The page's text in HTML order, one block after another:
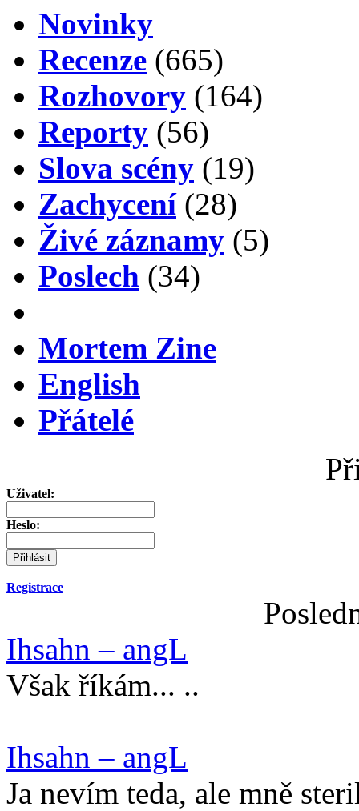
Novinky
Recenze (665)
Rozhovory (164)
Reporty (56)
Slova scény (19)
Zachycení (28)
Živé záznamy (5)
Poslech (34)
Mortem Zine
English
Přátelé
Uživatel:
Heslo:
Registrace
Ihsahn – angL
Však říkám... ..
Ihsahn – angL
Ja nevím teda, ale mně